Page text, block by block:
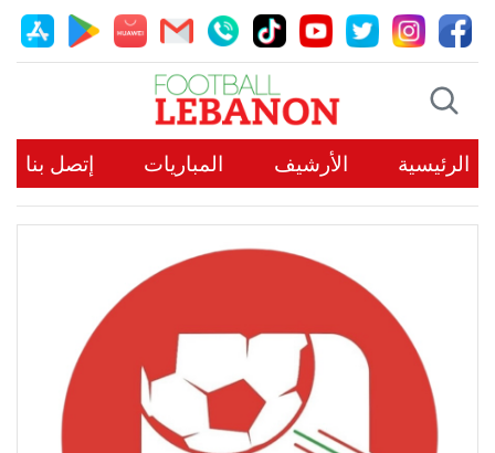
الرئيسية الأرشيف المباريات إتصل بنا